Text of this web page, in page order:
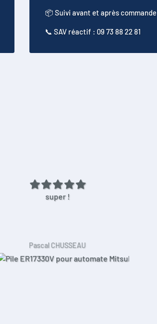
📦 Suivi avant et après commande
📞​ SAV réactif : 09 73 88 22 81
super !
Pascal CHUSSEAU